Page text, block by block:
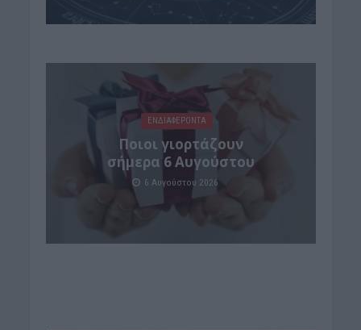
ΕΝΔΙΑΦΕΡΟΝΤΑ
Ποιοι γιορτάζουν
σήμερα 6 Αυγούστου
6 Αυγούστου 2026